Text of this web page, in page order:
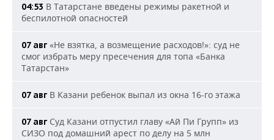
04:53 В Татарстане введены режимы ракетной и
беспилотной опасностей
07 авг «Не взятка, а возмещение расходов!»: суд не
смог избрать меру пресечения для топа «Банка
Татарстан»
07 авг В Казани ребенок выпал из окна 16-го этажа
07 авг Суд Казани отпустил главу «Ай Пи Групп» из
СИЗО под домашний арест по делу на 5 млн